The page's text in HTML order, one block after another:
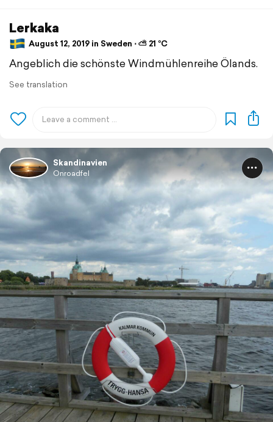
Lerkaka
August 12, 2019 in Sweden ⋅ ⛅ 21 °C
Angeblich die schönste Windmühlenreihe Ölands.
See translation
Skandinavien
Onroadfel